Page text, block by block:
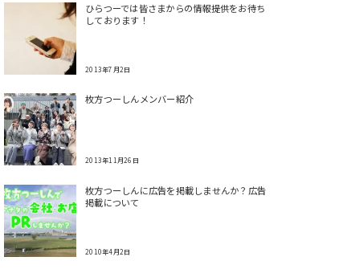
ひらつーでは皆さまからの情報提供をお待ち
しております！
2013年7月2日
枚方つーしんメンバー紹介
2013年11月26日
枚方つーしんに広告を掲載しませんか？広告
掲載について
2010年4月2日